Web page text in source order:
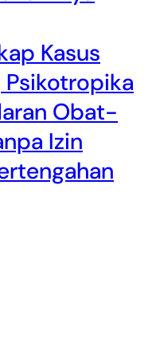
Kasus
Psikotropika
Obat-
Izin